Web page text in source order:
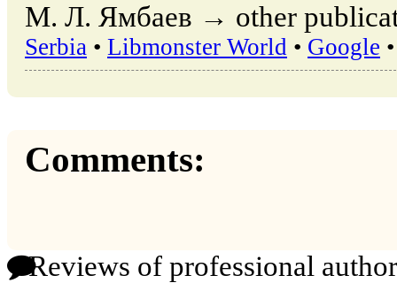
М. Л. Ямбаев → other
Serbia • Libmonster World • Google
Comments:
Reviews of professional